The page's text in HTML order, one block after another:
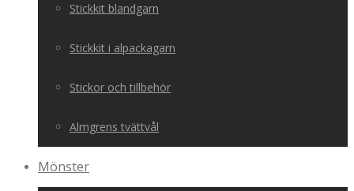
Stickkit blandgarn
Stickkit i alpackagarn
Stickor och tillbehör
Almgrens tvättvål
Mönster